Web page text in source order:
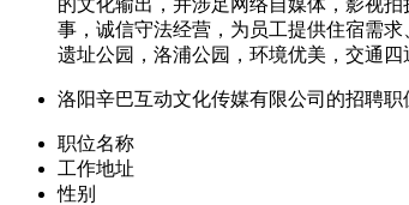
的文化输出，并涉足网络自媒体，影视
事，诚信守法经营，为员工提供住宿需
遗址公园，洛浦公园，环境优美，交通四
洛阳辛巴互动文化传媒有限公司的招聘职
职位名称
工作地址
性别